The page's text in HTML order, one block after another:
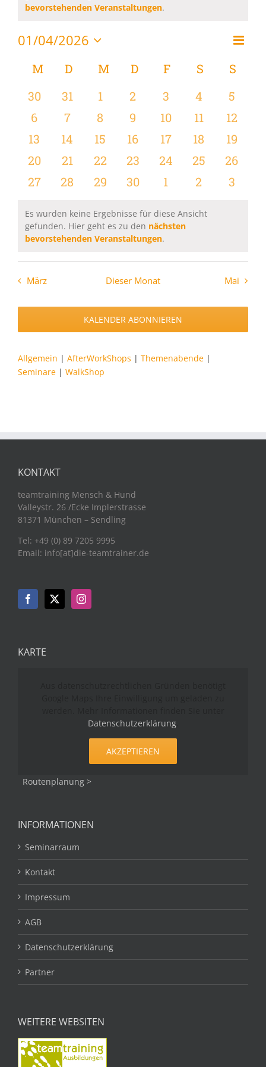
bevorstehenden Veranstaltungen.
Monat
01/04/2026
wählen.
Kalender
von
Veranstaltungen
MMONTAG
D DIENSTAG
MMITTWOCH
D DONNERSTAG
F FREITAG
S SAMSTAG
S
0
Veranstaltungen
30
0
Veranstaltungen
31
0
Veranstaltungen
1
0
Veranstaltungen
2
0
Veranstaltungen
3
0
4
0
5
0
Veranstaltungen
6
0
Veranstaltungen
7
0
Veranstaltungen
8
0
Veranstaltungen
9
0
Veranstaltungen
10
0
11
0
12
0
Veranstaltungen
13
0
Veranstaltungen
14
0
Veranstaltungen
15
0
Veranstaltungen
16
0
Veranstaltungen
17
0
18
0
19
0
Veranstaltungen
20
0
Veranstaltungen
21
0
Veranstaltungen
22
0
Veranstaltungen
23
0
Veranstaltungen
24
0
25
0
26
0
27
0
28
0
29
0
30
0
1
0
2
0
3
Hinweis
Es wurden keine Ergebnisse für diese Ansicht
gefunden. Hier geht es zu den nächsten
bevorstehenden Veranstaltungen.
März Dieser Monat Mai
KALENDER ABONNIEREN
Allgemein | AfterWorkShops | Themenabende |
Seminare | WalkShop
KONTAKT
teamtraining Mensch & Hund
Valleystr. 26 /Ecke Implerstrasse
81371 München – Sendling
Tel: +49 (0) 89 7205 9995
Email: info[at]die-teamtrainer.de
KARTE
Datenschutzerklärung.
AKZEPTIEREN
Routenplanung >
INFORMATIONEN
Seminarraum
Kontakt
Impressum
AGB
Datenschutzerklärung
Partner
WEITERE WEBSITEN